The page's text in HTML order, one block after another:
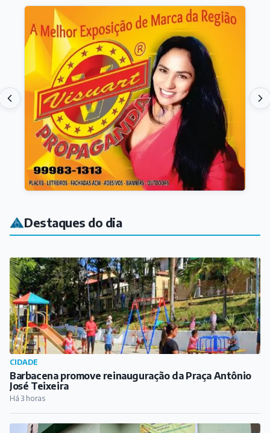
Destaques do dia
CIDADE
Barbacena promove reinauguração da Praça Antônio
José Teixeira
Há 3 horas